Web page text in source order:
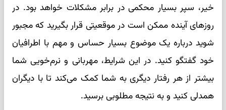
خیر، سپر بسیار محکمی در برابر مشکلات خواهد بود. در
روزهای آینده ممکن است در موقعیتی قرار بگیرید که مجبور
شوید درباره یک موضوع بسیار حساس و مهم با اطرافیان
خود گفتگو کنید. در این شرایط، مهربانی و نرم‌خویی شما
بیشتر از هر رفتار دیگری به شما کمک می‌کند تا با دیگران
همدلی کنید و به نتیجه مطلوبی برسید.